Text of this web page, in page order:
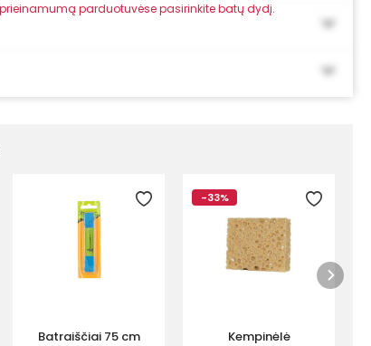
parduotuvėse pasirinkite batų dydį.
Batraiščiai 75 cm
-33%
Kempinėlė